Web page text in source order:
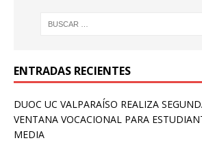
ENTRADAS RECIENTES
DUOC UC VALPARAÍSO REALIZA
VENTANA VOCACIONAL PARA
MEDIA